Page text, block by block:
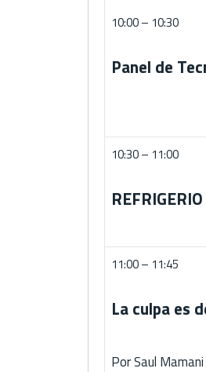
10:00 – 10:30
Panel de
10:30 – 11:00
REFRIGERIO
11:00 – 11:45
La culpa es
Por Saul Mamani